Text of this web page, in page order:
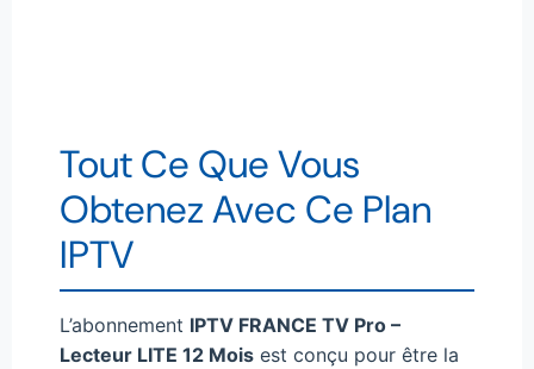
Tout Ce Que Vous
Obtenez Avec Ce Plan
IPTV
L’abonnement IPTV FRANCE TV Pro –
Lecteur LITE 12 Mois est conçu pour être la